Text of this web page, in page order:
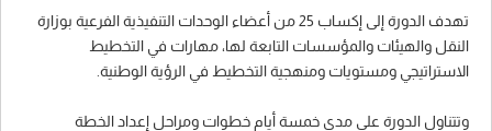
تهدف الدورة إلى إكساب 25 من أعضاء الوحدات التنفيذية الفرعية بوزارة
النقل والهيئات والمؤسسات التابعة لها، مهارات في التخطيط
الاستراتيجي ومستويات ومنهجية التخطيط في الرؤية الوطنية.
وتتناول الدورة على مدى خمسة أيام خطوات ومراحل إعداد الخطة